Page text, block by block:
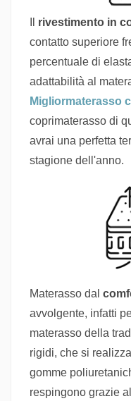
rivestimento in
contatto superiore
percentuale di
adattabilità al
Migliormaterasso
coprimaterasso di
avrai una perfetta
stagione dell'anno.
Materasso dal
avvolgente, infatti
materasso della
rigidi, che si
gomme
respingono grazie